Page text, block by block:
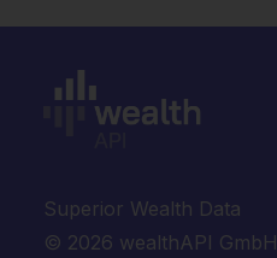
Superior Wealth Data
© 2026 wealthAPI GmbH